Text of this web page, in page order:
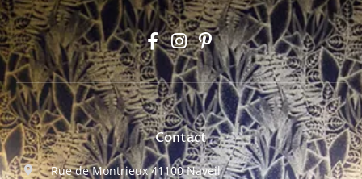
Contact
Rue de Montrieux 41100 Naveil